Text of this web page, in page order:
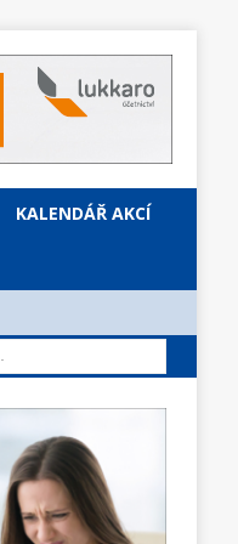
KALENDÁŘ AKCÍ